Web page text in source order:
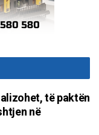
të paktën
në